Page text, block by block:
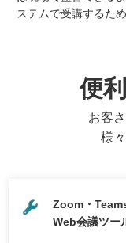
ステムで受講するた
便
お客
様
Zoom・
Web会議ツー